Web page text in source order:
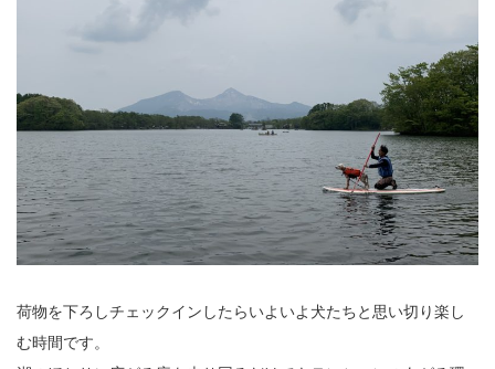
荷物を下ろしチェックインしたらいよいよ犬たちと思い切り楽し
む時間です。